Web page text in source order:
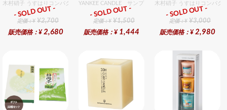
木村硝子 うすはりコンパクト270cc オールドグラスギフトセット（2個入り）
ギフト
定価：¥ ¥2,700
販売価格：¥ 2,680
- SOLD OUT -
YANKEE CANDLE サンプラー3個・ホルダーセット フル
ギフト
定価：¥ ¥1,500
販売価格：¥ 1,444
- SOLD OUT -
木村硝子 うすはりコンパク
ギフト
定価：¥ ¥3,000
販売価格：¥ 2,980
- SOLD OUT -